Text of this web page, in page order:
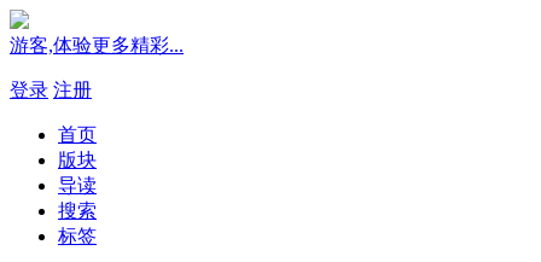
游客,体验更多精彩...
登录 注册
首页
版块
导读
搜索
标签